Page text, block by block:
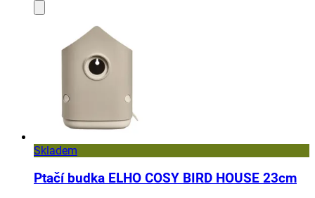
Skladem
Ptačí budka ELHO COSY BIRD HOUSE 23cm